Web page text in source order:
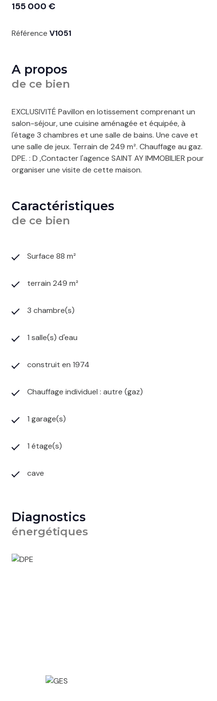
155 000 €
Référence V1051
A propos
de ce bien
EXCLUSIVITÉ Pavillon en lotissement comprenant un
salon-séjour, une cuisine aménagée et équipée, à
l'étage 3 chambres et une salle de bains. Une cave et
une salle de jeux. Terrain de 249 m². Chauffage au gaz.
DPE. : D ,Contacter l'agence SAINT AY IMMOBILIER pour
organiser une visite de cette maison.
Caractéristiques
de ce bien
Surface 88 m²
terrain 249 m²
3 chambre(s)
1 salle(s) d'eau
construit en 1974
Chauffage individuel : autre (gaz)
1 garage(s)
1 étage(s)
cave
Diagnostics
énergétiques